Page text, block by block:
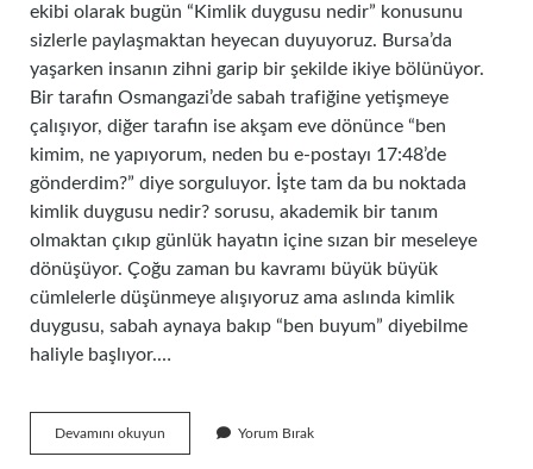
ekibi olarak bugün “Kimlik duygusu nedir” konusunu
sizlerle paylaşmaktan heyecan duyuyoruz. Bursa’da
yaşarken insanın zihni garip bir şekilde ikiye bölünüyor.
Bir tarafın Osmangazi’de sabah trafiğine yetişmeye
çalışıyor, diğer tarafın ise akşam eve dönünce “ben
kimim, ne yapıyorum, neden bu e-postayı 17:48’de
gönderdim?” diye sorguluyor. İşte tam da bu noktada
kimlik duygusu nedir? sorusu, akademik bir tanım
olmaktan çıkıp günlük hayatın içine sızan bir meseleye
dönüşüyor. Çoğu zaman bu kavramı büyük büyük
cümlelerle düşünmeye alışıyoruz ama aslında kimlik
duygusu, sabah aynaya bakıp “ben buyum” diyebilme
haliyle başlıyor.…
Devamını okuyun
duygusu
Yorum Bırak